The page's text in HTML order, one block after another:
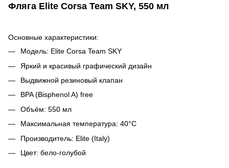
Фляга Elite Corsa Team SKY, 550 мл
Основные характеристики:
Модель: Elite Corsa Team SKY
Яркий и красивый графический дизайн
Выдвижной резиновый клапан
BPA (Bisphenol A) free
Объём: 550 мл
Максимальная температура: 40°С
Производитель: Elite (Italy)
Цвет: бело-голубой